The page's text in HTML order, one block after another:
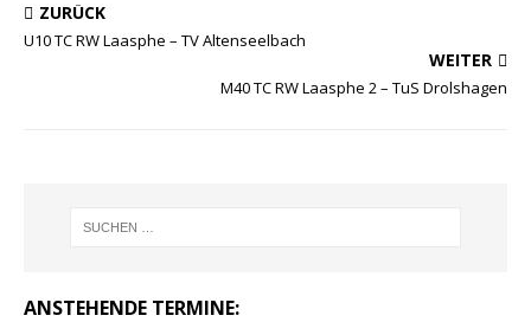
ZURÜCK
U10 TC RW Laasphe – TV Altenseelbach
WEITER
M40 TC RW Laasphe 2 – TuS Drolshagen
ANSTEHENDE TERMINE: